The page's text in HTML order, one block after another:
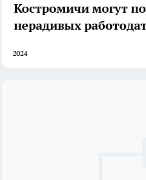
Костромичи могут
нерадивых
2024